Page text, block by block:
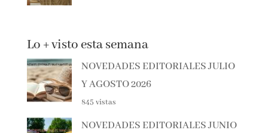
Lo + visto esta semana
NOVEDADES EDITORIALES JULIO
Y AGOSTO 2026
845 vistas
NOVEDADES EDITORIALES JUNIO